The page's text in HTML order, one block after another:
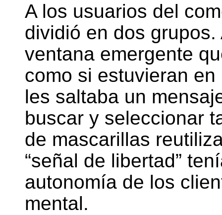
A los usuarios del
dividió en dos
ventana emergente
como si estuvieran
les saltaba un
buscar y seleccionar
de mascarillas
“señal de libertad”
autonomía de los
mental.